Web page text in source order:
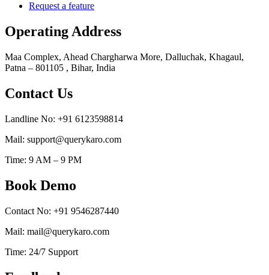
Request a feature
Operating Address
Maa Complex, Ahead Chargharwa More, Dalluchak, Khagaul,
Patna – 801105 , Bihar, India
Contact Us
Landline No: +91 6123598814
Mail: support@querykaro.com
Time: 9 AM – 9 PM
Book Demo
Contact No: +91 9546287440
Mail: mail@querykaro.com
Time: 24/7 Support